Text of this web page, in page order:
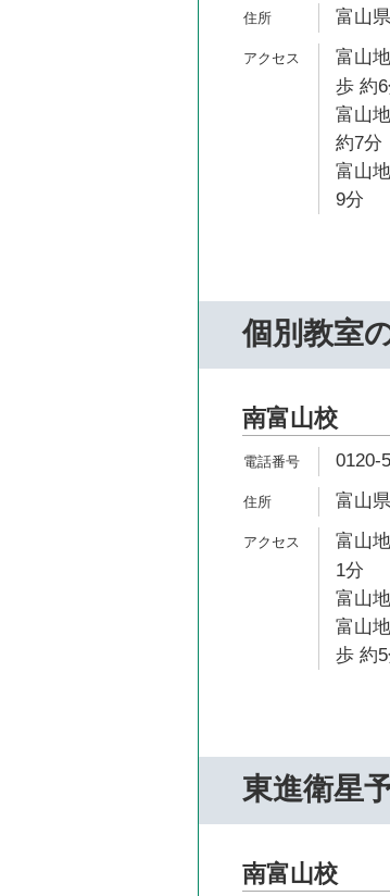
富山
富山
歩 約
富山
約7分
富山
9分
個別教室
南富山校
0120-
富山
富山
1分
富山
富山
歩 約
東進衛星
南富山校